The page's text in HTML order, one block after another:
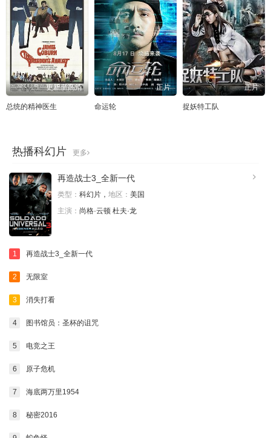
更新至高清
总统的精神医生
正片
命运轮
正片
捉妖特工队
热播科幻片 更多
再造战士3_全新一代
类型： 科幻片， 地区： 美国
主演： 尚格·云顿 杜夫·龙
1 再造战士3_全新一代
2 无限室
3 消失打看
4 图书馆员：圣杯的诅咒
5 电竞之王
6 原子危机
7 海底两万里1954
8 秘密2016